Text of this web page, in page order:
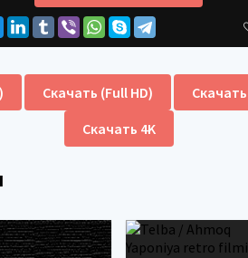
Скачать (Full HD)
Скачать 4K